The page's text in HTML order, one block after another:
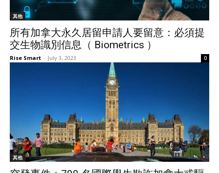
其他
所有加拿大永久居留申請人要留意：必須提
交生物識別信息（ Biometrics ）
Rise Smart - July 3, 2023 0
其他